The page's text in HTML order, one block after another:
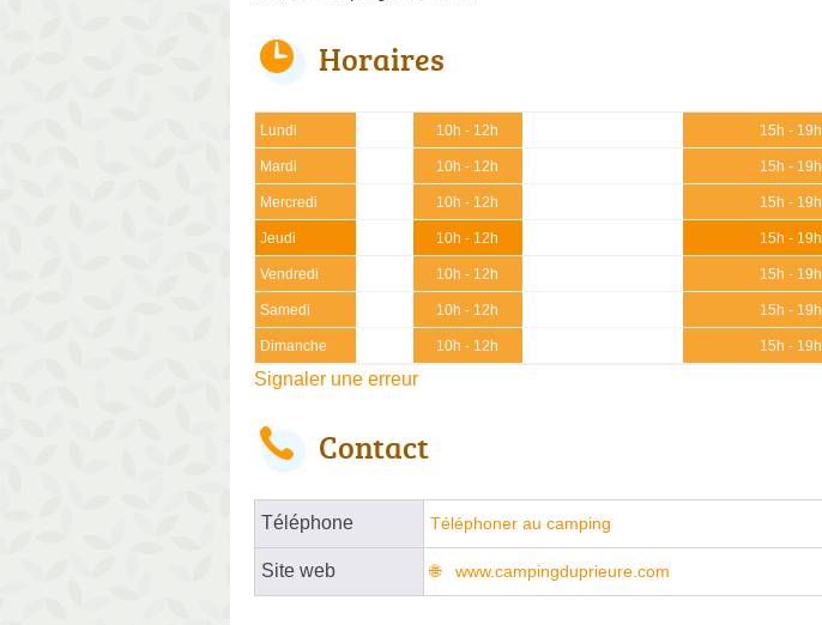
Horaires
Lundi 10h - 12h 15h - 19h
Mardi 10h - 12h 15h - 19h
Mercredi 10h - 12h 15h - 19h
Jeudi 10h - 12h 15h - 19h
Vendredi 10h - 12h 15h - 19h
Samedi 10h - 12h 15h - 19h
Dimanche 10h - 12h 15h - 19h
Signaler une erreur
Contact
Téléphone Téléphoner au camping
Site web www.campingduprieure.com